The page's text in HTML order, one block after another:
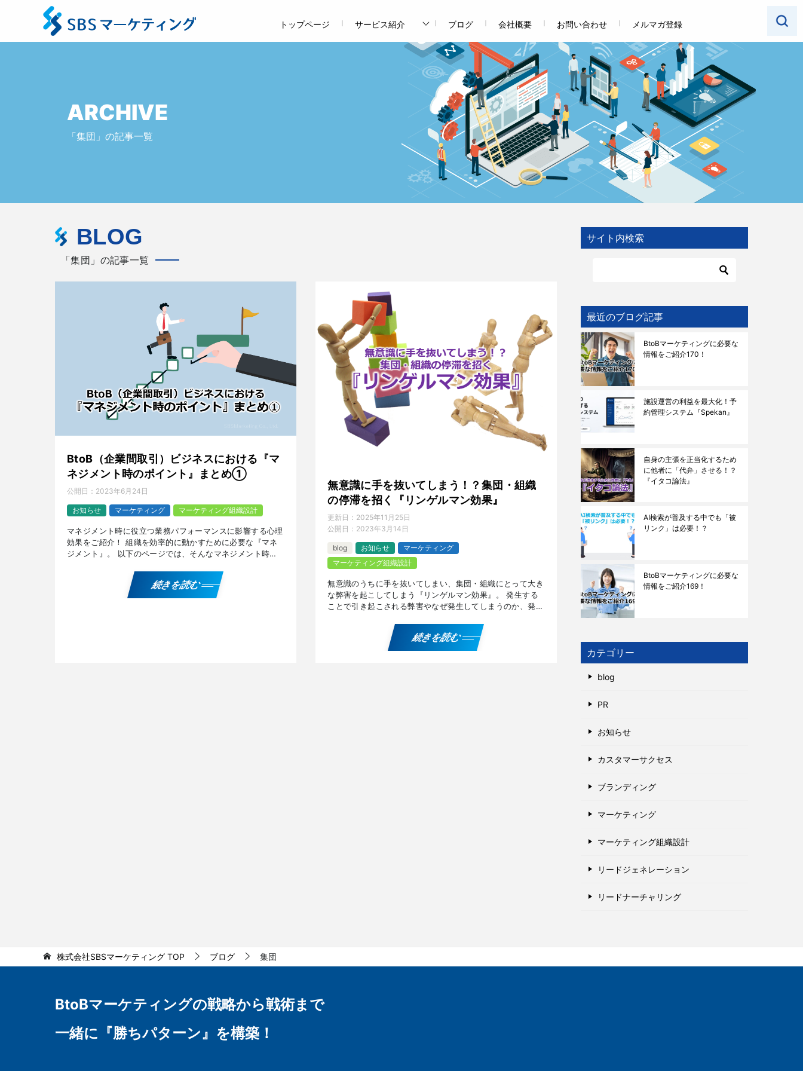
トップページ サービス紹介 ブログ 会社概要 お問い合わせ メルマガ登録
ARCHIVE
「集団」の記事一覧
BLOG
「集団」の記事一覧
BtoB（企業間取引）ビジネスにおける『マ
ネジメント時のポイント』まとめ①
公開日： 2023年6月24日
お知らせ マーケティング マーケティング組織設計
マネジメント時に役立つ業務パフォーマンスに影響する心理
効果をご紹介！ 組織を効率的に動かすために必要な『マネ
ジメント』。 以下のページでは、そんなマネジメント時の
続きを読む
無意識に手を抜いてしまう！？集団・組織
の停滞を招く『リンゲルマン効果』
更新日： 2025年11月25日
公開日： 2023年3月14日
blog お知らせ
マーケティング
マーケティング組織設計
無意識のうちに手を抜いてしまい、集団・組織にとって大き
な弊害を起こしてしまう『リンゲルマン効果』。 発生する
ことで引き起こされる弊害やなぜ発生してしまうのか、発生
続きを読む
サイト内検索
最近のブログ記事
BtoBマーケティングに必要な
情報をご紹介170！
施設運営の利益を最大化！予
約管理システム『Spekan』
自身の主張を正当化するため
に他者に「代弁」させる！？
『イタコ論法』
AI検索が普及する中でも「被
リンク」は必要！？
BtoBマーケティングに必要な
情報をご紹介169！
カテゴリー
blog
PR
お知らせ
カスタマーサクセス
ブランディング
マーケティング
マーケティング組織設計
リードジェネレーション
リードナーチャリング
株式会社SBSマーケティング TOP ブログ 集団
BtoBマーケティングの戦略から戦術まで
一緒に『勝ちパターン』を構築！